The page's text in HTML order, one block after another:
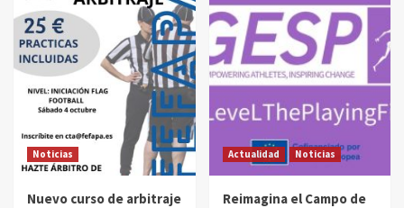
Noticias
Nuevo curso de arbitraje
Actualidad Noticias
Reimagina el Campo de